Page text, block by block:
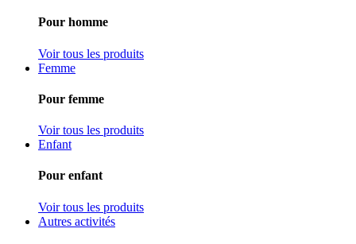
Pour homme
Voir tous les produits
Femme
Pour femme
Voir tous les produits
Enfant
Pour enfant
Voir tous les produits
Autres activités